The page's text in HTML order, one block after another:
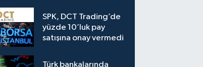
SPK, DCT Trading’de
yüzde 10’luk pay
satışına onay vermedi
Türk bankalarında